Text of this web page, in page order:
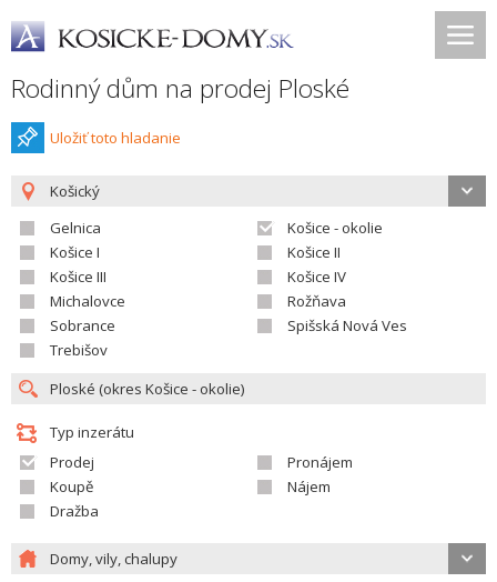
Rodinný dům na prodej Ploské
Uložiť toto hladanie
Košický
Gelnica
Košice - okolie
Košice I
Košice II
Košice III
Košice IV
Michalovce
Rožňava
Sobrance
Spišská Nová Ves
Trebišov
Typ inzerátu
Prodej
Pronájem
Koupě
Nájem
Dražba
Domy, vily, chalupy